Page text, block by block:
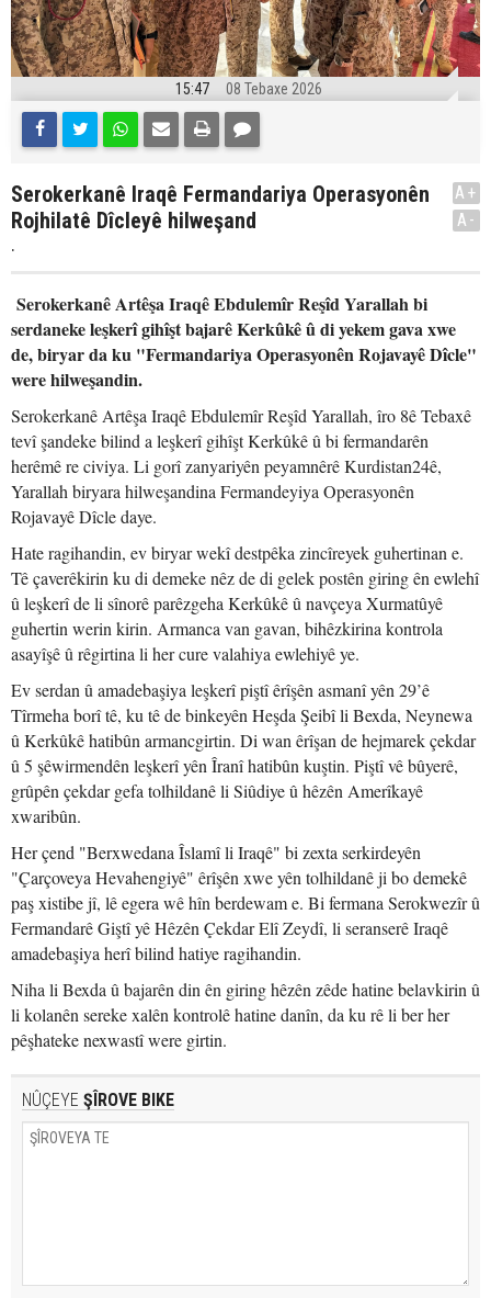
15:47 08 Tebaxe 2026
Serokerkanê Iraqê Fermandariya Operasyonên
Rojhilatê Dîcleyê hilweşand
.
A+
A-
Serokerkanê Artêşa Iraqê Ebdulemîr Reşîd Yarallah bi
serdaneke leşkerî gihîşt bajarê Kerkûkê û di yekem gava xwe
de, biryar da ku "Fermandariya Operasyonên Rojavayê Dîcle"
were hilweşandin.
Serokerkanê Artêşa Iraqê Ebdulemîr Reşîd Yarallah, îro 8ê Tebaxê
tevî şandeke bilind a leşkerî gihîşt Kerkûkê û bi fermandarên
herêmê re civiya. Li gorî zanyariyên peyamnêrê Kurdistan24ê,
Yarallah biryara hilweşandina Fermandeyiya Operasyonên
Rojavayê Dîcle daye.
Hate ragihandin, ev biryar wekî destpêka zincîreyek guhertinan e.
Tê çaverêkirin ku di demeke nêz de di gelek postên giring ên ewlehî
û leşkerî de li sînorê parêzgeha Kerkûkê û navçeya Xurmatûyê
guhertin werin kirin. Armanca van gavan, bihêzkirina kontrola
asayîşê û rêgirtina li her cure valahiya ewlehiyê ye.
Ev serdan û amadebaşiya leşkerî piştî êrîşên asmanî yên 29’ê
Tîrmeha borî tê, ku tê de binkeyên Heşda Şeibî li Bexda, Neynewa
û Kerkûkê hatibûn armancgirtin. Di wan êrîşan de hejmarek çekdar
û 5 şêwirmendên leşkerî yên Îranî hatibûn kuştin. Piştî vê bûyerê,
grûpên çekdar gefa tolhildanê li Siûdiye û hêzên Amerîkayê
xwaribûn.
Her çend "Berxwedana Îslamî li Iraqê" bi zexta serkirdeyên
"Çarçoveya Hevahengiyê" êrîşên xwe yên tolhildanê ji bo demekê
paş xistibe jî, lê egera wê hîn berdewam e. Bi fermana Serokwezîr û
Fermandarê Giştî yê Hêzên Çekdar Elî Zeydî, li seranserê Iraqê
amadebaşiya herî bilind hatiye ragihandin.
Niha li Bexda û bajarên din ên giring hêzên zêde hatine belavkirin û
li kolanên sereke xalên kontrolê hatine danîn, da ku rê li ber her
pêşhateke nexwastî were girtin.
NÛÇEYE ŞÎROVE BIKE